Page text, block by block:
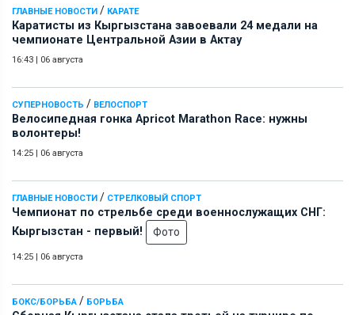
ГЛАВНЫЕ НОВОСТИ / КАРАТЕ
Каратисты из Кыргызстана завоевали 24 медали на
чемпионате Центральной Азии в Актау
16:43 | 06 августа
СУПЕРНОВОСТЬ / ВЕЛОСПОРТ
Велосипедная гонка Apricot Marathon Race: нужны
волонтеры!
14:25 | 06 августа
ГЛАВНЫЕ НОВОСТИ / СТРЕЛКОВЫЙ СПОРТ
Чемпионат по стрельбе среди военнослужащих СНГ:
Кыргызстан - первый!
Фото
14:25 | 06 августа
БОКС/БОРЬБА / БОРЬБА